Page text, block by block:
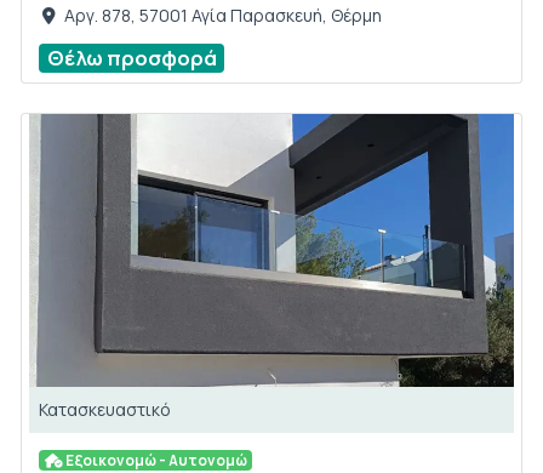
Αργ. 878, 57001 Αγία Παρασκευή, Θέρμη
Θέλω προσφορά
Κατασκευαστικό
Εξοικονομώ - Αυτονομώ